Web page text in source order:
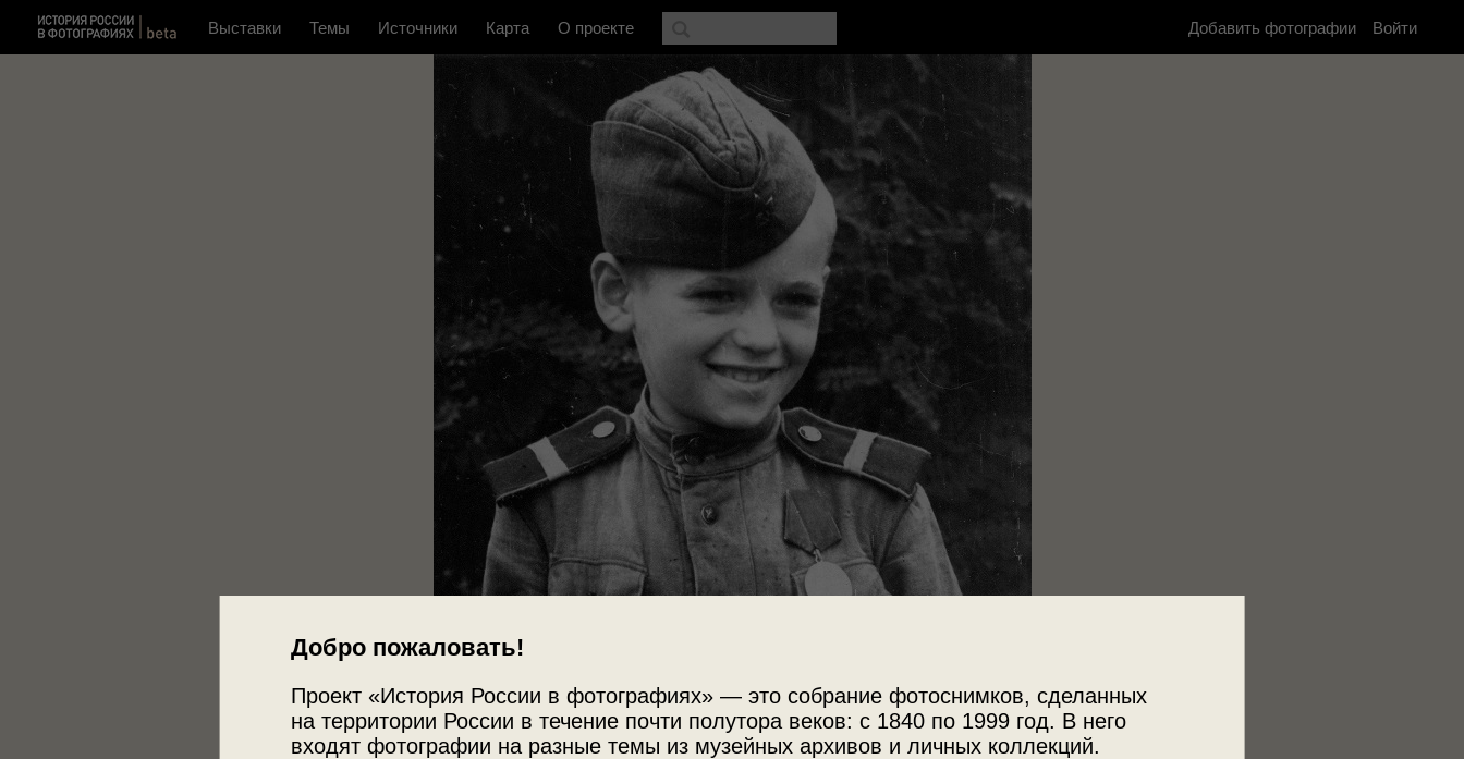
Добро пожаловать!
Проект «История России в фотографиях» — это собрание фотоснимков, сделанных
на территории России в течение почти полутора веков: с 1840 по 1999 год. В него
входят фотографии на разные темы из музейных архивов и личных коллекций.
Выставки Темы Источники Карта О проекте Добавить фотографии Войти